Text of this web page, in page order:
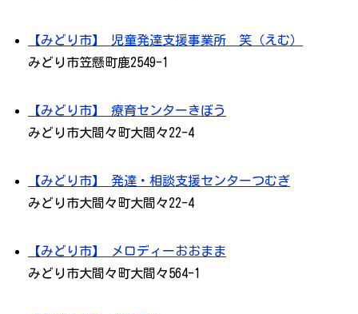
【みどり市】 児童発達支援事業所 笑（えむ）
みどり市笠懸町鹿2549-1
【みどり市】 療育センターきぼう
みどり市大間々町大間々22-4
【みどり市】 発達・相談支援センターつむぎ
みどり市大間々町大間々22-4
【みどり市】 メロディーおおまま
みどり市大間々町大間々564-1